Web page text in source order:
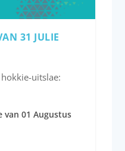
31 JULIE
uitslae:
van 01 Augustus